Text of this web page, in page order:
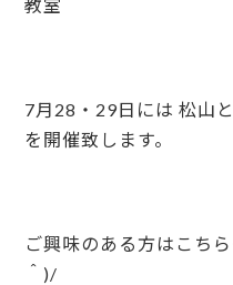
教室
7月28・29日には 松山
を開催致します。
ご興味のある方はこち
＾)/